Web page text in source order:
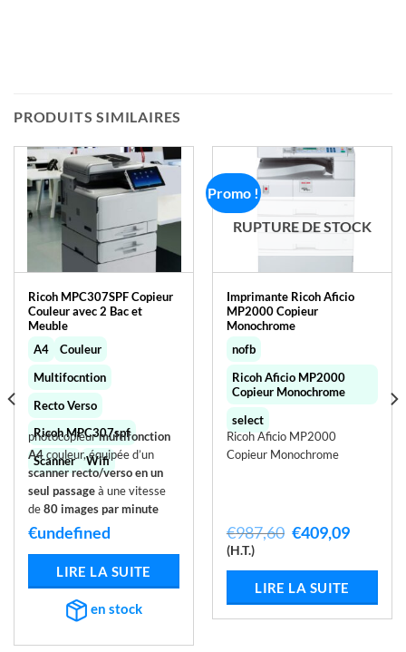
PRODUITS SIMILAIRES
Ricoh MPC307SPF Copieur
Couleur avec 2 Bac et
Meuble
A4
Couleur
Multifocntion
Recto Verso
Ricoh MPC307spf
Scanner
Wifi
photocopieurmultifonction
A4couleur, équipée d’un
scanner recto/verso en un
seul passageà une vitesse
de80 images par minute
€undefined
LIRE LA SUITE
en stock
Promo !
RUPTURE DE STOCK
Imprimante Ricoh Aficio
MP2000 Copieur
Monochrome
nofb
Ricoh Aficio MP2000
Copieur Monochrome
select
Ricoh Aficio MP2000
Copieur Monochrome
€987,60 Le
était :
€987,60.
€409,09Le
(H.T.)
LIRE LA SUITE